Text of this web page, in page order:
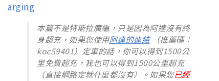
arging
本篇不是特斯拉廣編，只是因為阿達沒有終
身超充，如果您使用阿達的連結（推薦碼：
koc59401）定車的話，你可以得到1500公
里免費超充，我也可以得到1500公里超充
（直接網路定就什麼都沒有）。如果您已經